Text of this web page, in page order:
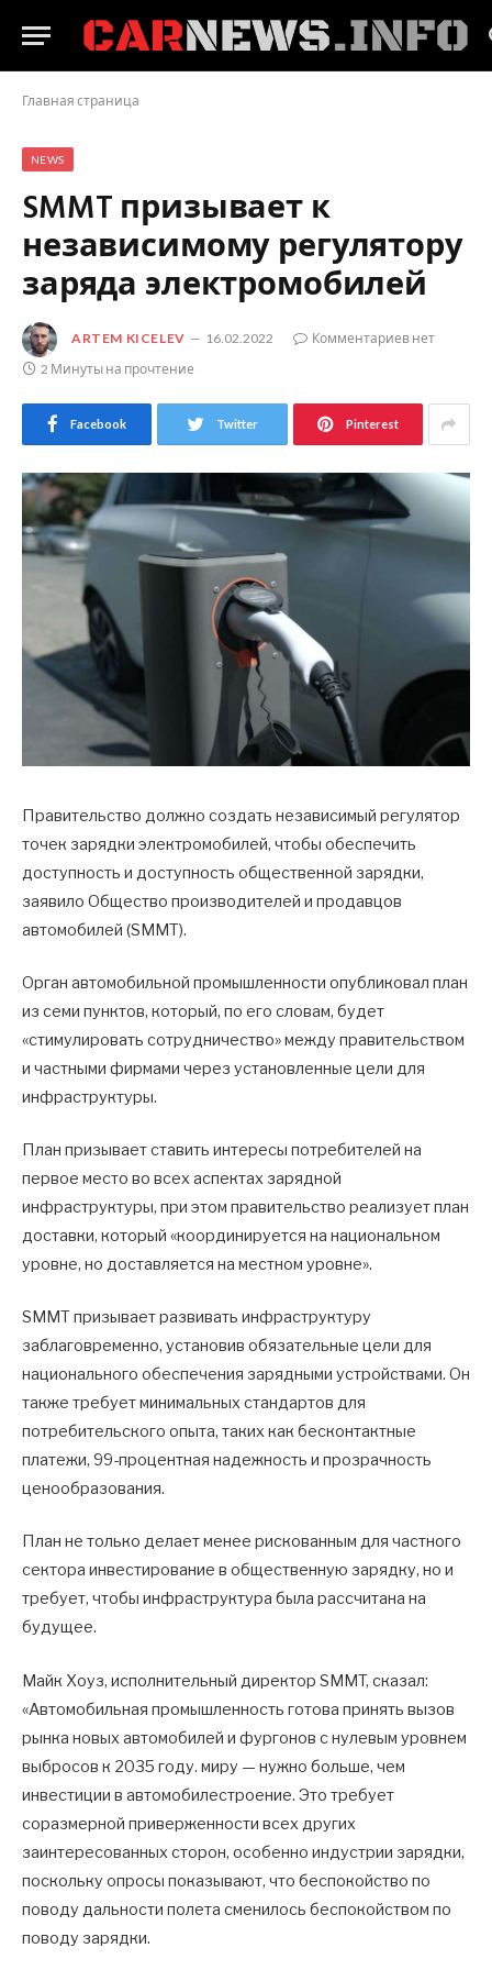
Главная страница
NEWS
SMMT призывает к
независимому регулятору
заряда электромобилей
ARTEM KICELEV 16.02.2022
Комментариев нет
2 Минуты на прочтение
Facebook Twitter Pinterest
Правительство должно создать независимый регулятор
точек зарядки электромобилей, чтобы обеспечить
доступность и доступность общественной зарядки,
заявило Общество производителей и продавцов
автомобилей (SMMT).
Орган автомобильной промышленности опубликовал план
из семи пунктов, который, по его словам, будет
«стимулировать сотрудничество» между правительством
и частными фирмами через установленные цели для
инфраструктуры.
План призывает ставить интересы потребителей на
первое место во всех аспектах зарядной
инфраструктуры, при этом правительство реализует план
доставки, который «координируется на национальном
уровне, но доставляется на местном уровне».
SMMT призывает развивать инфраструктуру
заблаговременно, установив обязательные цели для
национального обеспечения зарядными устройствами. Он
также требует минимальных стандартов для
потребительского опыта, таких как бесконтактные
платежи, 99-процентная надежность и прозрачность
ценообразования.
План не только делает менее рискованным для частного
сектора инвестирование в общественную зарядку, но и
требует, чтобы инфраструктура была рассчитана на
будущее.
Майк Хоуз, исполнительный директор SMMT, сказал:
«Автомобильная промышленность готова принять вызов
рынка новых автомобилей и фургонов с нулевым уровнем
выбросов к 2035 году. миру — нужно больше, чем
инвестиции в автомобилестроение. Это требует
соразмерной приверженности всех других
заинтересованных сторон, особенно индустрии зарядки,
поскольку опросы показывают, что беспокойство по
поводу дальности полета сменилось беспокойством по
поводу зарядки.